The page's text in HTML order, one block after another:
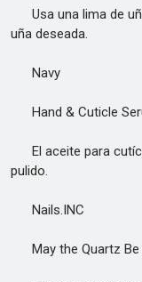
Usa una lima de
uña deseada.
Navy
Hand & Cuticle
El aceite para
pulido.
Nails.INC
May the Quartz Be